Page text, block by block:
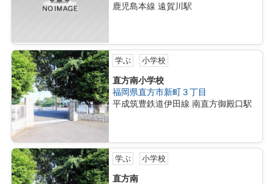
鹿児島本線 遠賀川駅
学ぶ 小学校
直方南小学校
福岡県直方市新町３丁目
平成筑豊鉄道伊田線 南直方御殿口駅
学ぶ 小学校
直方南